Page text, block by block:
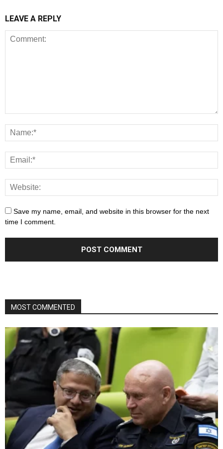
LEAVE A REPLY
Save my name, email, and website in this browser for the next
time I comment.
MOST COMMENTED